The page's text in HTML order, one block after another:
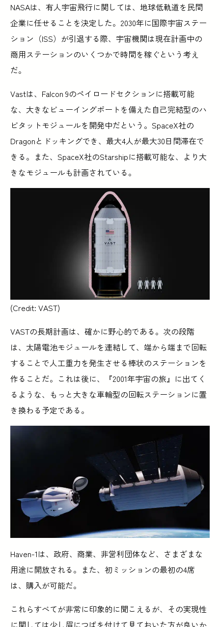
NASAは、有人宇宙飛行に関しては、地球低軌道を民間
企業に任せることを決定した。2030年に国際宇宙ステー
ション（ISS）が引退する際、宇宙機関は現在計画中の
商用ステーションのいくつかで時間を稼ぐという考え
だ。
Vastは、Falcon 9のペイロードセクションに搭載可能
な、大きなビューイングポートを備えた自己完結型のハ
ビタットモジュールを開発中だという。SpaceX社の
Dragonとドッキングでき、最大4人が最大30日間滞在で
きる。また、SpaceX社のStarshipに搭載可能な、より大
きなモジュールも計画されている。
(Credit: VAST)
VASTの長期計画は、確かに野心的である。次の段階
は、太陽電池モジュールを連結して、端から端まで回転
することで人工重力を発生させる棒状のステーションを
作ることだ。これは後に、『2001年宇宙の旅』に出てく
るような、もっと大きな車輪型の回転ステーションに置
き換わる予定である。
Haven-1は、政府、商業、非営利団体など、さまざまな
用途に開放される。また、初ミッションの最初の4席
は、購入が可能だ。
これらすべてが非常に印象的に聞こえるが、その実現性